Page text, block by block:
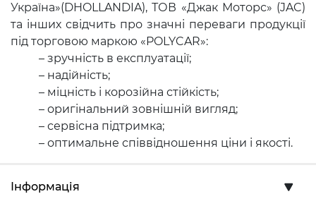
Україна»(DHOLLANDIA), ТОВ «Джак Моторс» (JAC)
та інших свідчить про значні переваги продукції
під торговою маркою «POLYCAR»:
– зручність в експлуатації;
– надійність;
– міцність і корозійна стійкість;
– оригінальний зовнішній вигляд;
– сервісна підтримка;
– оптимальне співвідношення ціни і якості.
Інформація